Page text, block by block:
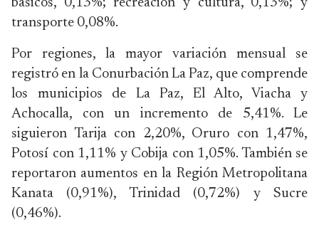
básicos, 0,13%; recreación y cultura, 0,13%; y
transporte 0,08%.
Por regiones, la mayor variación mensual se
registró en la Conurbación La Paz, que comprende
los municipios de La Paz, El Alto, Viacha y
Achocalla, con un incremento de 5,41%. Le
siguieron Tarija con 2,20%, Oruro con 1,47%,
Potosí con 1,11% y Cobija con 1,05%. También se
reportaron aumentos en la Región Metropolitana
Kanata (0,91%), Trinidad (0,72%) y Sucre
(0,46%).